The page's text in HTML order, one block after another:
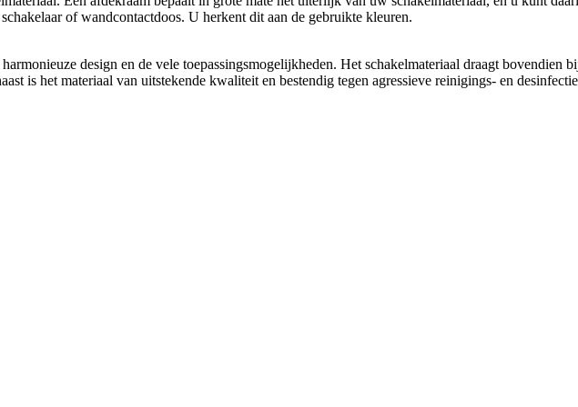
of wandcontactdoos. U herkent dit aan de gebruikte kleuren.
design en de vele toepassingsmogelijkheden. Het schakelmateriaal draagt bovendien
is het materiaal van uitstekende kwaliteit en bestendig tegen agressieve reinigings- en